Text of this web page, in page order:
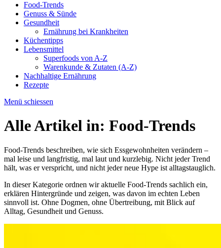
Food-Trends
Genuss & Sünde
Gesundheit
Ernährung bei Krankheiten
Küchentipps
Lebensmittel
Superfoods von A-Z
Warenkunde & Zutaten (A-Z)
Nachhaltige Ernährung
Rezepte
Menü schiessen
Alle Artikel in: Food-Trends
Food-Trends beschreiben, wie sich Essgewohnheiten verändern –
mal leise und langfristig, mal laut und kurzlebig. Nicht jeder Trend
hält, was er verspricht, und nicht jeder neue Hype ist alltagstauglich.
In dieser Kategorie ordnen wir aktuelle Food-Trends sachlich ein,
erklären Hintergründe und zeigen, was davon im echten Leben
sinnvoll ist. Ohne Dogmen, ohne Übertreibung, mit Blick auf
Alltag, Gesundheit und Genuss.